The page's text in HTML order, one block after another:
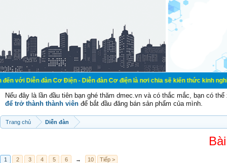
đàn Cơ Điện - Diễn đàn Cơ điện là nơi chia sẽ kiến thức kinh nghiệm
Nếu đây là lần đầu tiên bạn ghé thăm dmec.vn và có thắc mắc, bạn có
để trở thành thành viên để bắt đầu đăng bán sản phẩm của mình.
Trang chủ Diễn đàn
1 2 3 4 5 6 → 10 Tiếp >